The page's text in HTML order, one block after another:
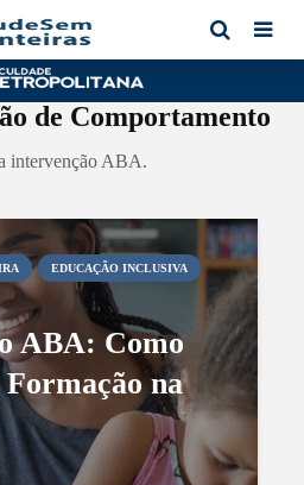
de Comportamento
intervenção ABA.
EDUCAÇÃO INCLUSIVA
ABA: Como
na